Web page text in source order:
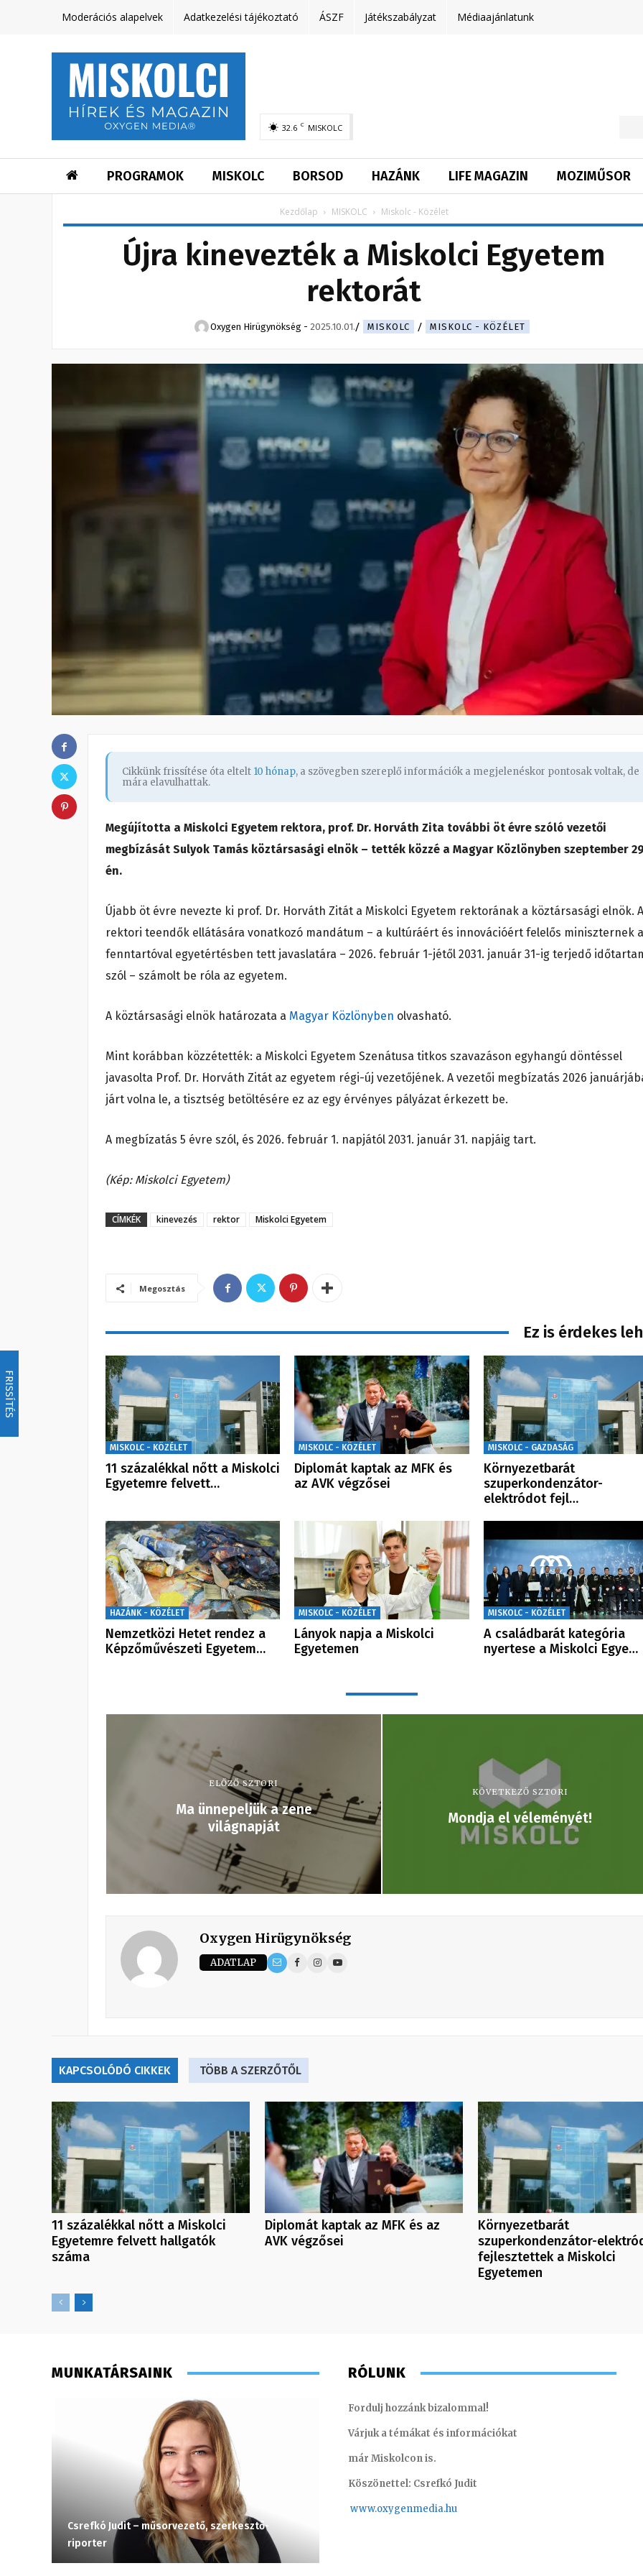
FRISSÍTÉS
Moderációs alapelvek Adatkezelési tájékoztató ÁSZF Játékszabályzat Médiaajánlatunk
32.6 C MISKOLC
PROGRAMOK MISKOLC BORSOD HAZÁNK LIFE MAGAZIN MOZIMŰSOR
Kezdőlap MISKOLC Miskolc - Közélet
Újra kinevezték a Miskolci Egyetem
rektorát
Oxygen Hirügynökség - 2025.10.01. MISKOLC MISKOLC - KÖZÉLET
Cikkünk frissítése óta eltelt 10 hónap, a szövegben szereplő információk a megjelenéskor pontosak voltak, de
mára elavulhattak.
Megújította a Miskolci Egyetem rektora, prof. Dr. Horváth Zita további öt évre szóló vezetői
megbízását Sulyok Tamás köztársasági elnök – tették közzé a Magyar Közlönyben szeptember
én.
Újabb öt évre nevezte ki prof. Dr. Horváth Zitát a Miskolci Egyetem rektorának a köztársasági elnök. A
rektori teendők ellátására vonatkozó mandátum – a kultúráért és innovációért felelős miniszternek a
fenntartóval egyetértésben tett javaslatára – 2026. február 1-jétől 2031. január 31-ig terjedő
szól – számolt be róla az egyetem.
A köztársasági elnök határozata a Magyar Közlönyben olvasható.
Mint korábban közzétették: a Miskolci Egyetem Szenátusa titkos szavazáson egyhangú döntéssel
javasolta Prof. Dr. Horváth Zitát az egyetem régi-új vezetőjének. A vezetői megbízatás 2026
járt volna le, a tisztség betöltésére ez az egy érvényes pályázat érkezett be.
A megbízatás 5 évre szól, és 2026. február 1. napjától 2031. január 31. napjáig tart.
(Kép: Miskolci Egyetem)
CÍMKÉK kinevezés rektor Miskolci Egyetem
Megosztás
Ez is érdekes
MISKOLC - KÖZÉLET
11 százalékkal nőtt a Miskolci
Egyetemre felvett…
MISKOLC - KÖZÉLET
Diplomát kaptak az MFK és
az AVK végzősei
MISKOLC - GAZDASÁG
Környezetbarát
szuperkondenzátor-
elektródot fejl…
HAZÁNK - KÖZÉLET
Nemzetközi Hetet rendez a
Képzőművészeti Egyetem…
MISKOLC - KÖZÉLET
Lányok napja a Miskolci
Egyetemen
MISKOLC - KÖZÉLET
A családbarát kategória
nyertese a Miskolci Egye…
ELŐZŐ SZTORI
Ma ünnepeljük a zene
világnapját
KÖVETKEZŐ SZTORI
Mondja el véleményét!
Oxygen Hirügynökség
ADATLAP
KAPCSOLÓDÓ CIKKEK TÖBB A SZERZŐTŐL
11 százalékkal nőtt a Miskolci
Egyetemre felvett hallgatók
száma
Diplomát kaptak az MFK és az
AVK végzősei
Környezetbarát
szuperkondenzátor-
fejlesztettek a Miskolci
Egyetemen
MUNKATÁRSAINK
Csrefkó Judit – műsorvezető, szerkesztő-
riporter
RÓLUNK
Fordulj hozzánk bizalommal!
Várjuk a témákat és információkat
már Miskolcon is.
Köszönettel: Csrefkó Judit
www.oxygenmedia.hu